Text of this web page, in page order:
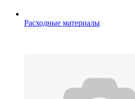
Расходные материалы